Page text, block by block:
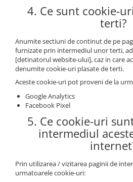
4. Ce sunt cookie-
terti?
Anumite sectiuni de continut de pe
furnizate prin intermediul unor terti,
[detinatorul website-ului], caz in care
denumite cookie-uri plasate de terti.
Aceste cookie-uri pot proveni de la
Google Analytics
Facebook Pixel
5. Ce cookie-uri
intermediul
Prin utilizarea / vizitarea paginii de
urmatoarele cookie-uri: